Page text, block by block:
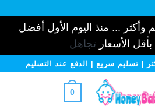
وأكثر ... منذ اليوم الأول أفضل
بأقل الأسعارتجاهل
| تسليم سريع | الدفع عند التسليم
0